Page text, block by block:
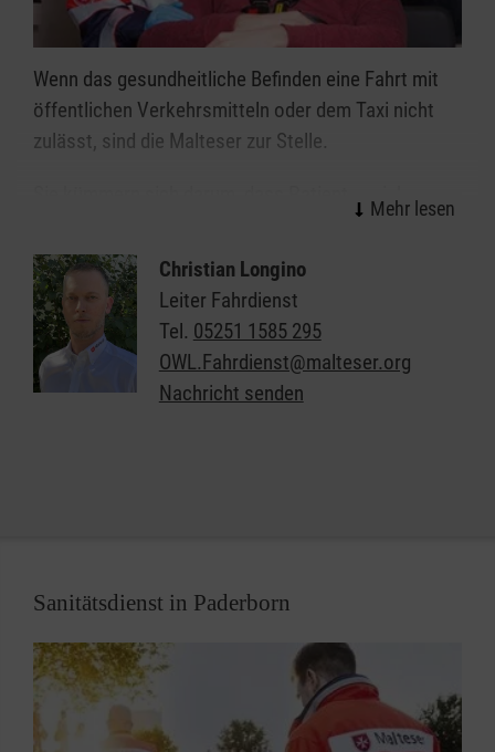
Wenn das gesundheitliche Befinden eine Fahrt mit
öffentlichen Verkehrsmitteln oder dem Taxi nicht
zulässt, sind die Malteser zur Stelle.
Sie kümmern sich darum, dass Patienten sicher an
ihr Ziel kommen, wohin die Reise auch immer geht,
ob zum Arzt, ins Krankenhaus, in die Pflege-
Einrichtung oder nach Hause.
Für die Betreuung während der Fahrt stehen
geschultes Rettungsdienstpersonal und moderne
medizinische Geräte zur Verfügung.
Christian Longino
Leiter Fahrdienst
Tel. 05251 1585 295
OWL.Fahrdienst@malteser.org
Nachricht senden
Sanitätsdienst in Paderborn